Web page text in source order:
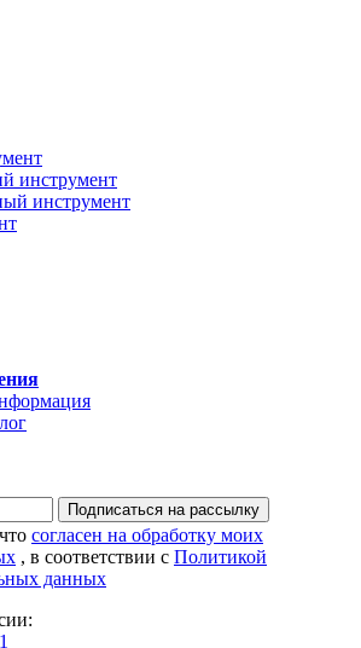
инструмент
инструмент
Подписаться на рассылку
согласен на обработку моих
, в соответствии с Политикой
данных